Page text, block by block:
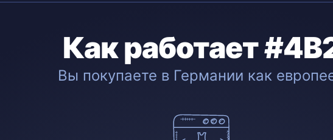
Как работает
Вы покупаете в Германии как